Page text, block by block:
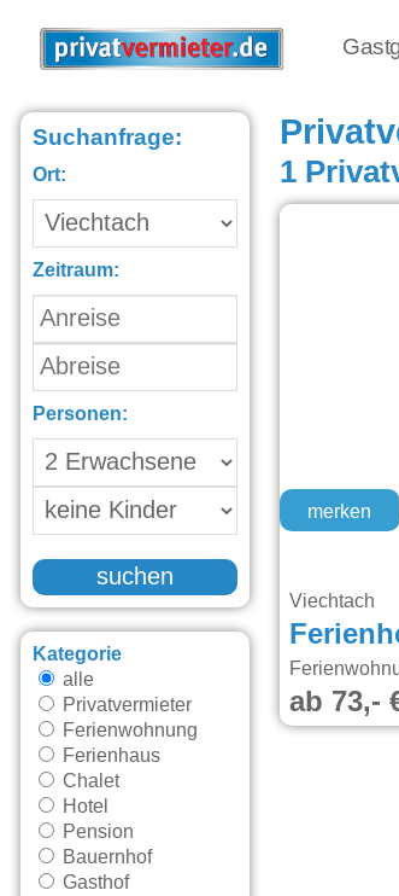
Suchanfrage:
Ort:
Zeitraum:
Personen:
suchen
Kategorie
alle
Privatvermieter
Ferienwohnung
Ferienhaus
Chalet
Hotel
Pension
Bauernhof
Gasthof
1
merken
Viechtach
ab 73,-